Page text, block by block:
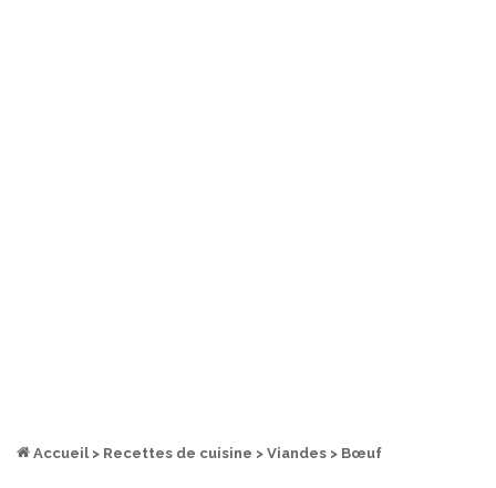
Accueil > Recettes de cuisine > Viandes > Bœuf